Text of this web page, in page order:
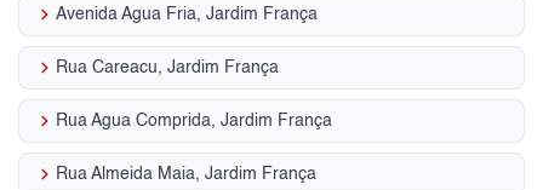
keyboard_arrow_right Avenida Agua Fria, Jardim França
keyboard_arrow_right Rua Careacu, Jardim França
keyboard_arrow_right Rua Agua Comprida, Jardim França
keyboard_arrow_right Rua Almeida Maia, Jardim França